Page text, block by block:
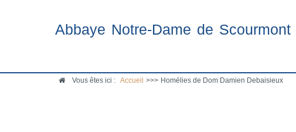
Abbaye Notre-Dame de Scourmont
Vous êtes ici : Accueil >>> Homélies de Dom Damien Debaisieux